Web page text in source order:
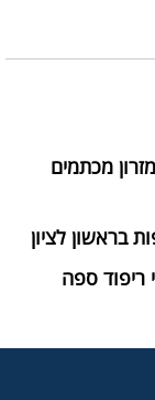
מכתמים
בראשון לציון
ריפוד ספה